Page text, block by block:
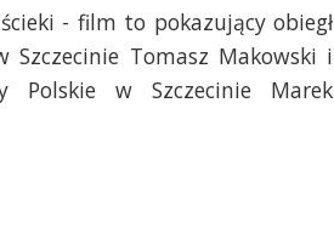
- film to pokazujący obiegł
Szczecinie Tomasz Makowski i
Polskie w Szczecinie Marek